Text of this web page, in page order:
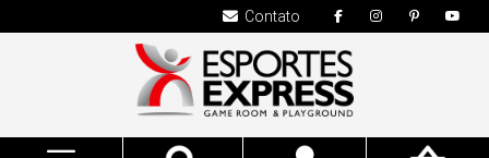
Contato
Pesquisa